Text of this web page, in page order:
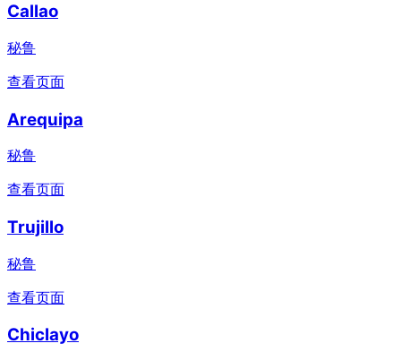
Callao
秘鲁
查看页面
Arequipa
秘鲁
查看页面
Trujillo
秘鲁
查看页面
Chiclayo